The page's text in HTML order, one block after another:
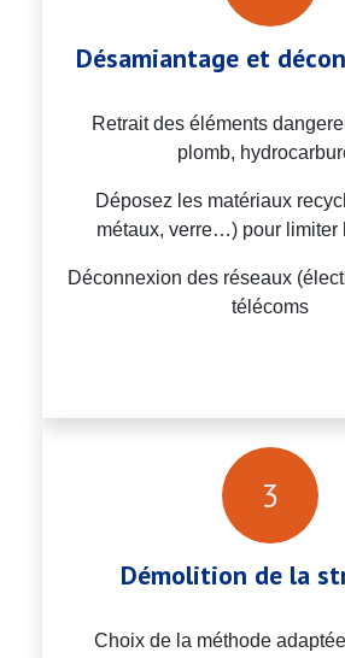
Désamiantage et
Retrait des éléments
plomb,
Déposez les matériaux
métaux, verre…) pour limiter
Déconnexion des réseaux
télécoms
3
Démolition de la
Choix de la méthode